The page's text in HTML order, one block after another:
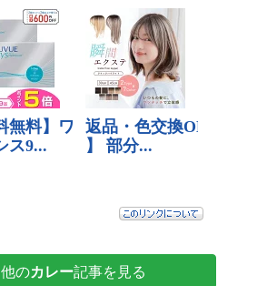
他のカレー記事を見る